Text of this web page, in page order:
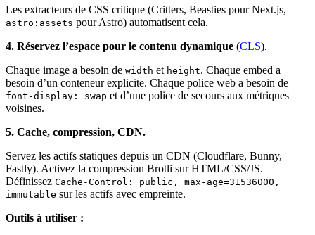
Les extracteurs de CSS critique (Critters, Beasties pour Next.js,
astro:assets pour Astro) automatisent cela.
4. Réservez l’espace pour le contenu dynamique (CLS).
Chaque image a besoin de width et height. Chaque embed a
besoin d’un conteneur explicite. Chaque police web a besoin de
font-display: swap et d’une police de secours aux métriques
voisines.
5. Cache, compression, CDN.
Servez les actifs statiques depuis un CDN (Cloudflare, Bunny,
Fastly). Activez la compression Brotli sur HTML/CSS/JS.
Définissez Cache-Control: public, max-age=31536000,
immutable sur les actifs avec empreinte.
Outils à utiliser :